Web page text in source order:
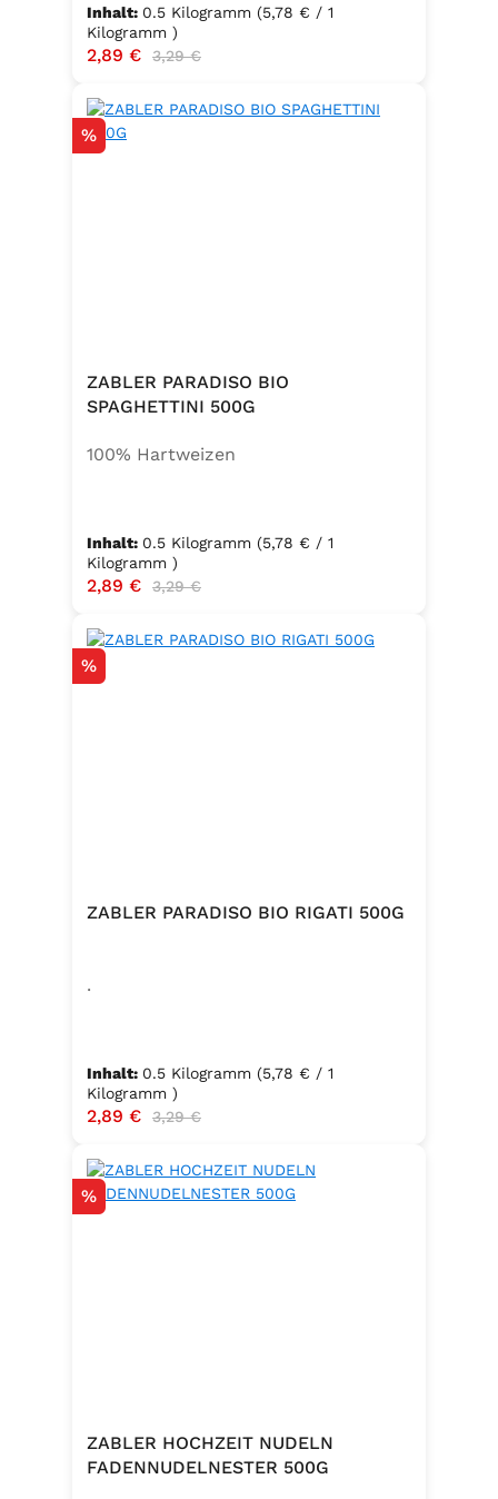
Inhalt: 0.5 Kilogramm (5,78 € / 1
Kilogramm )
Verkaufspreis:
2,89 € Regulärer Preis:
3,29 €
Rabatt
%
ZABLER PARADISO BIO
SPAGHETTINI 500G
100% Hartweizen
Inhalt: 0.5 Kilogramm (5,78 € / 1
Kilogramm )
Verkaufspreis:
2,89 € Regulärer Preis:
3,29 €
Rabatt
%
ZABLER PARADISO BIO RIGATI 500G
.
Inhalt: 0.5 Kilogramm (5,78 € / 1
Kilogramm )
Verkaufspreis:
2,89 € Regulärer Preis:
3,29 €
Rabatt
%
ZABLER HOCHZEIT NUDELN
FADENNUDELNESTER 500G